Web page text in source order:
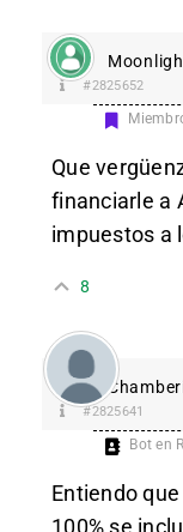
#2825652
Que
financiarle a
impuestos a
8
#2825641
Bot en
Entiendo
100% se